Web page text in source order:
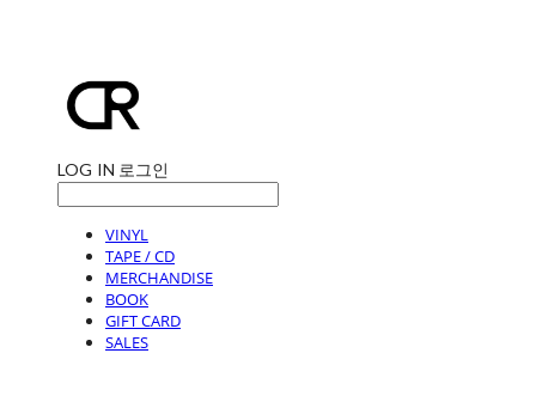
LOG IN 로그인
VINYL
TAPE / CD
MERCHANDISE
BOOK
GIFT CARD
SALES